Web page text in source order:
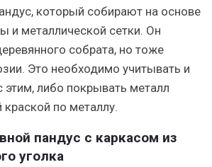
который собирают на основе
и металлической сетки. Он
собрата, но тоже
Это необходимо учитывать и
этим, либо покрывать металл
краской по металлу.
пандус с каркасом из
уголка